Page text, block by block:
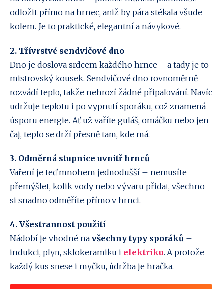
odložit přímo na hrnec, aniž by pára stékala všude
kolem. Je to praktické, elegantní a návykové.
2. Třívrstvé sendvičové dno
Dno je doslova srdcem každého hrnce – a tady je to
mistrovský kousek. Sendvičové dno rovnoměrně
rozvádí teplo, takže nehrozí žádné připalování. Navíc
udržuje teplotu i po vypnutí sporáku, což znamená
úsporu energie. Ať už vaříte guláš, omáčku nebo jen
čaj, teplo se drží přesně tam, kde má.
3. Odměrná stupnice uvnitř hrnců
Vaření je teď mnohem jednodušší – nemusíte
přemýšlet, kolik vody nebo vývaru přidat, všechno
si snadno odměříte přímo v hrnci.
4. Všestrannost použití
Nádobí je vhodné na všechny typy sporáků –
indukci, plyn, sklokeramiku i elektriku. A protože
každý kus snese i myčku, údržba je hračka.